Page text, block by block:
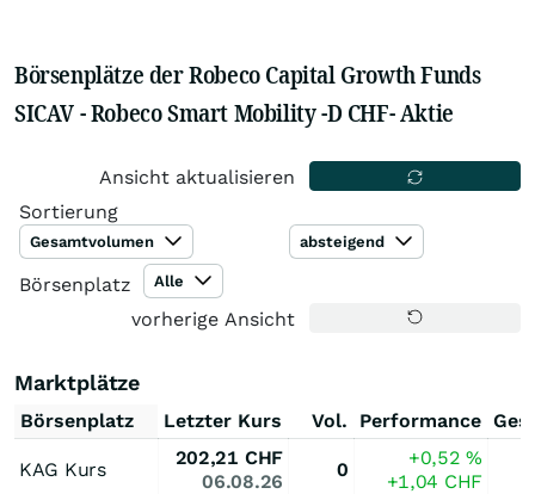
Börsenplätze der Robeco Capital Growth Funds
SICAV - Robeco Smart Mobility -D CHF- Aktie
Ansicht aktualisieren
Sortierung
Gesamtvolumen absteigend
Börsenplatz Alle
vorherige Ansicht
Marktplätze
Börsenplatz Letzter Kurs Vol. Performance
KAG Kurs
202,21 CHF
06.08.26
0
+0,52%
+1,04 CHF